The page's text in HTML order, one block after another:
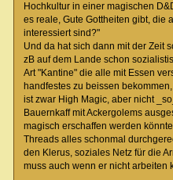
Hochkultur in einer magischen
es reale, Gute Gottheiten gibt, die
interessiert sind?"
Und da hat sich dann mit der Zeit
zB auf dem Lande schon
Art "Kantine" die alle mit Essen
handfestes zu beissen
ist zwar High Magic, aber nicht
Bauernkaff mit Ackergolems
magisch erschaffen werden
Threads alles schonmal
den Klerus, soziales Netz für die
muss auch wenn er nicht arbeiten